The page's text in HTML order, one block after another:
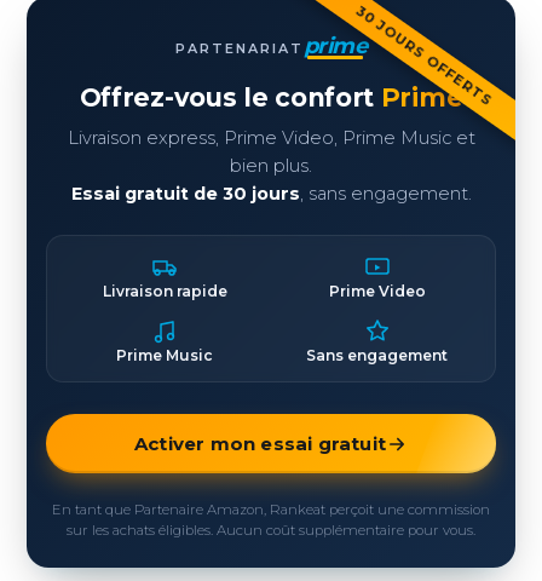
30 JOURS OFFERTS
PARTENARIAT prime
Offrez-vous le confort Prime
Livraison express, Prime Video, Prime Music et
bien plus.
Essai gratuit de 30 jours, sans engagement.
Livraison rapide Prime Video
Prime Music Sans engagement
Activer mon essai gratuit
En tant que Partenaire Amazon, Rankeat perçoit une commission
sur les achats éligibles. Aucun coût supplémentaire pour vous.